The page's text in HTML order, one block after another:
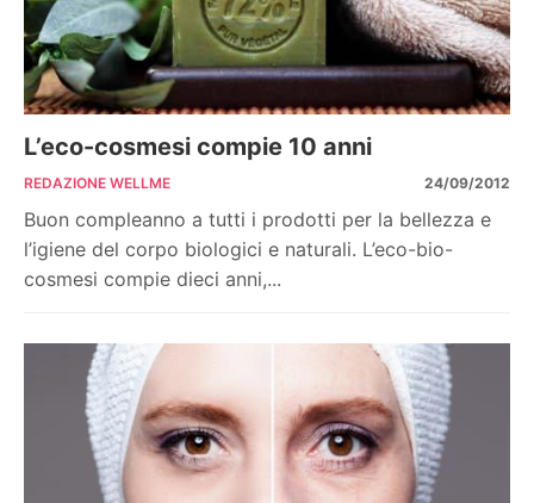
L’eco-cosmesi compie 10 anni
REDAZIONE WELLME 24/09/2012
Buon compleanno a tutti i prodotti per la bellezza e
l’igiene del corpo biologici e naturali. L’eco-bio-
cosmesi compie dieci anni,...